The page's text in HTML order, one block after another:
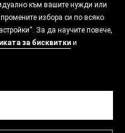
към вашите нужди или
избора си по всяко
За да научите повече,
за бисквитки и